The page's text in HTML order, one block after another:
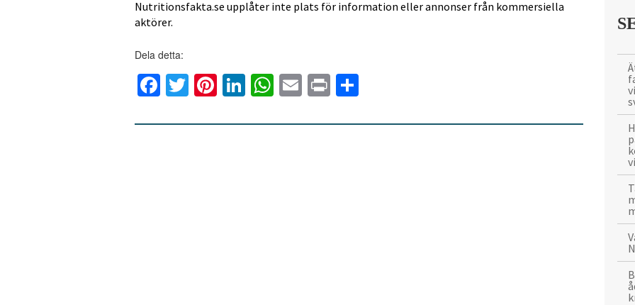
Nutritionsfakta.se upplåter inte plats för information eller annonser från kommersiella
aktörer.
Dela detta:
Facebook
Twitter
Pinterest
LinkedIn
WhatsApp
Email
Print